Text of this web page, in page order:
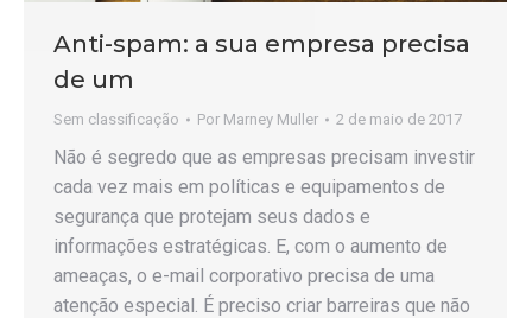
Anti-spam: a sua empresa precisa
de um
Sem classificação Por Marney Muller 2 de maio de 2017
Não é segredo que as empresas precisam investir
cada vez mais em políticas e equipamentos de
segurança que protejam seus dados e
informações estratégicas. E, com o aumento de
ameaças, o e-mail corporativo precisa de uma
atenção especial. É preciso criar barreiras que não